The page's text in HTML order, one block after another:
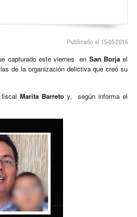
Publicado el 15-05-2015
capturado este viernes en San Borjael
de la organización delictiva que creó su
Marita Barreto y, según informa el